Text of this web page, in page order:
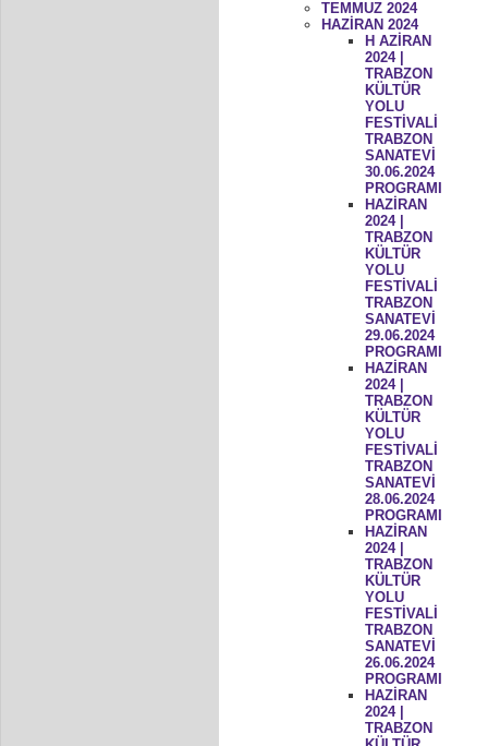
TEMMUZ 2024
HAZİRAN 2024
H AZİRAN
2024 |
TRABZON
KÜLTÜR
YOLU
FESTİVALİ
TRABZON
SANATEVİ
30.06.2024
PROGRAMI
HAZİRAN
2024 |
TRABZON
KÜLTÜR
YOLU
FESTİVALİ
TRABZON
SANATEVİ
29.06.2024
PROGRAMI
HAZİRAN
2024 |
TRABZON
KÜLTÜR
YOLU
FESTİVALİ
TRABZON
SANATEVİ
28.06.2024
PROGRAMI
HAZİRAN
2024 |
TRABZON
KÜLTÜR
YOLU
FESTİVALİ
TRABZON
SANATEVİ
26.06.2024
PROGRAMI
HAZİRAN
2024 |
TRABZON